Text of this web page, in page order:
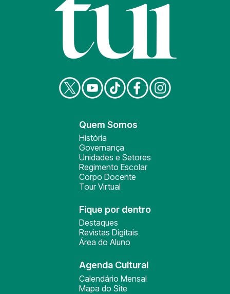
Quem Somos
História
Governança
Unidades e Setores
Regimento Escolar
Corpo Docente
Tour Virtual
Fique por dentro
Destaques
Revistas Digitais
Área do Aluno
Agenda Cultural
Calendário Mensal
Mapa do Site